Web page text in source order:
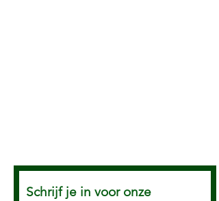
Schrijf je in voor onze